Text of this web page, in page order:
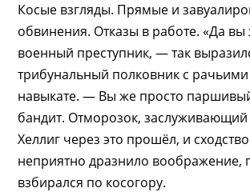
Косые взгляды. Прямые и
обвинения. Отказы в работе. «Да вы
военный преступник, — так
трибунальный полковник с
навыкате. — Вы же просто
бандит. Отморозок, заслуживающий
Хеллиг через это прошёл, и
неприятно дразнило воображение,
взбирался по косогору.